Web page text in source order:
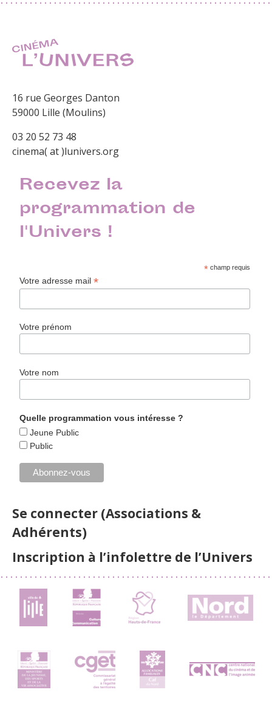
16 rue Georges Danton
59000 Lille (Moulins)
03 20 52 73 48
cinema( at )lunivers.org
Recevez la
programmation de
l'Univers !
* champ requis
Votre adresse mail*
Votre prénom
Votre nom
Quelle programmation vous intéresse ?
Jeune Public
Public
Se connecter (Associations &
Adhérents)
Inscription à l’infolettre de l’Univers